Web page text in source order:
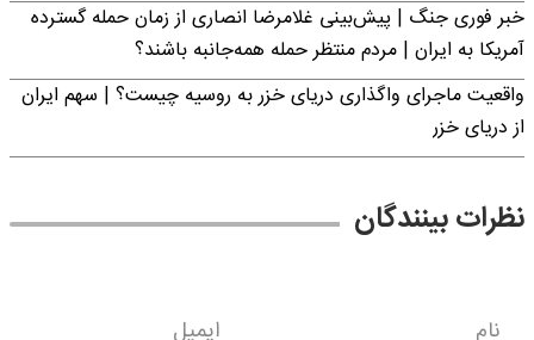
خبر فوری جنگ | پیش‌بینی غلامرضا انصاری از زمان حمله گسترده
آمریکا به ایران | مردم منتظر حمله همه‌جانبه باشند؟
واقعیت ماجرای واگذاری دریای خزر به روسیه چیست؟ | سهم ایران
از دریای خزر
نظرات بینندگان
نام ایمیل